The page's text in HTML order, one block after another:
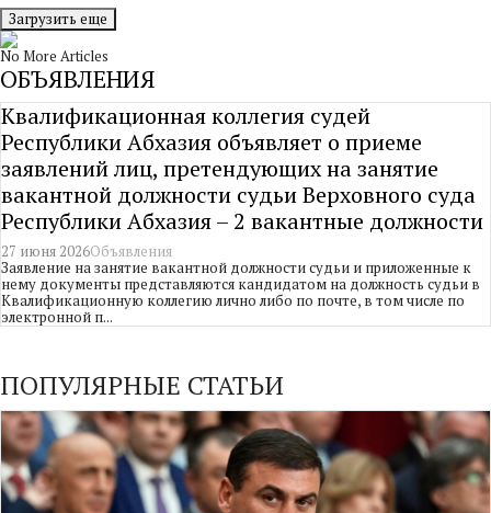
Загрузить еще
No More Articles
ОБЪЯВЛЕНИЯ
Квалификационная коллегия судей
Республики Абхазия объявляет о приеме
заявлений лиц, претендующих на занятие
вакантной должности судьи Верховного суда
Республики Абхазия – 2 вакантные должности
27 июня 2026Объявления
Заявление на занятие вакантной должности судьи и приложенные к
нему документы представляются кандидатом на должность судьи в
Квалификационную коллегию лично либо по почте, в том числе по
электронной п...
ПОПУЛЯРНЫЕ СТАТЬИ